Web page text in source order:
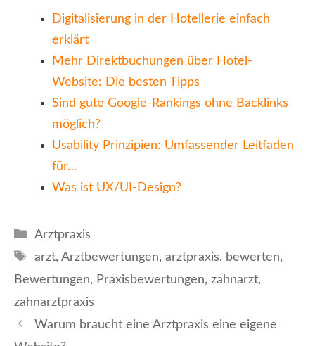
Digitalisierung in der Hotellerie einfach
erklärt
Mehr Direktbuchungen über Hotel-
Website: Die besten Tipps
Sind gute Google-Rankings ohne Backlinks
möglich?
Usability Prinzipien: Umfassender Leitfaden
für…
Was ist UX/UI-Design?
Kategorien
Arztpraxis
Schlagwörter
arzt, Arztbewertungen, arztpraxis, bewerten,
Bewertungen, Praxisbewertungen, zahnarzt,
zahnarztpraxis
Warum braucht eine Arztpraxis eine eigene